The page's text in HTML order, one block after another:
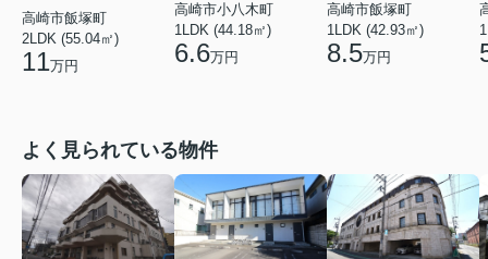
高崎市飯塚町
2LDK (55.04㎡)
11万円
高崎市小八木町
1LDK (44.18㎡)
6.6万円
高崎市飯塚町
1LDK (42.93㎡)
8.5万円
よく見られている物件